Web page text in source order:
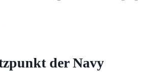
der Navy